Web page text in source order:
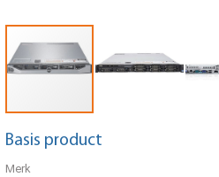
Basis product
Merk